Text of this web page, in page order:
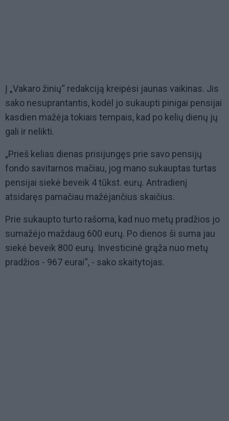
Į „Vakaro žinių“ redakciją kreipėsi jaunas vaikinas. Jis
sako nesuprantantis, kodėl jo sukaupti pinigai pensijai
kasdien mažėja tokiais tempais, kad po kelių dienų jų
gali ir nelikti.
„Prieš kelias dienas prisijungęs prie savo pensijų
fondo savitarnos mačiau, jog mano sukauptas turtas
pensijai siekė beveik 4 tūkst. eurų. Antradienį
atsidaręs pamačiau mažėjančius skaičius.
Prie sukaupto turto rašoma, kad nuo metų pradžios jo
sumažėjo maždaug 600 eurų. Po dienos ši suma jau
siekė beveik 800 eurų. Investicinė grąža nuo metų
pradžios - 967 eurai“, - sako skaitytojas.